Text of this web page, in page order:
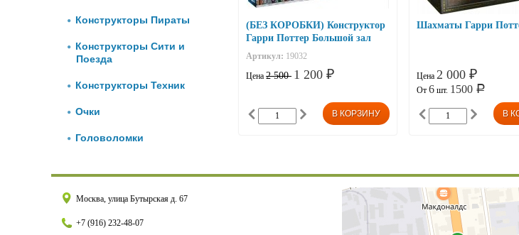
Конструкторы Пираты
Конструкторы Сити и
Поезда
Конструкторы Техник
Очки
Головоломки
(БЕЗ КОРОБКИ) Конструктор
Гарри Поттер Большой зал
Хогвартса
Артикул: 19032
Цена 2 500 1 200 ₽
Шахматы Гарри
Цена 2 000 ₽
От 6 шт. 1500 Р
Москва, улица Бутырская д. 67
+7 (916) 232-48-07